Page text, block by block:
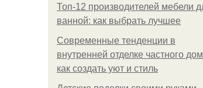
Топ-12 производителей мебели
ванной: как выбрать лучшее
Современные тенденции в
внутренней отделке частного
как создать уют и стиль